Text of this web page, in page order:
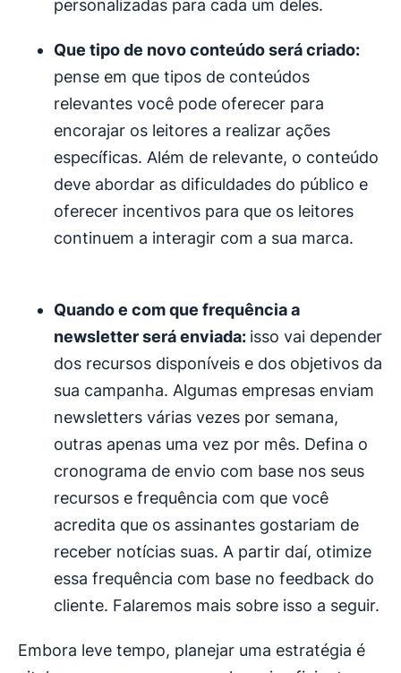
personalizadas para cada um deles.
Que tipo de novo conteúdo será criado:
pense em que tipos de conteúdos
relevantes você pode oferecer para
encorajar os leitores a realizar ações
específicas. Além de relevante, o conteúdo
deve abordar as dificuldades do público e
oferecer incentivos para que os leitores
continuem a interagir com a sua marca.
Quando e com que frequência a
newsletter será enviada: isso vai depender
dos recursos disponíveis e dos objetivos da
sua campanha. Algumas empresas enviam
newsletters várias vezes por semana,
outras apenas uma vez por mês. Defina o
cronograma de envio com base nos seus
recursos e frequência com que você
acredita que os assinantes gostariam de
receber notícias suas. A partir daí, otimize
essa frequência com base no feedback do
cliente. Falaremos mais sobre isso a seguir.
Embora leve tempo, planejar uma estratégia é